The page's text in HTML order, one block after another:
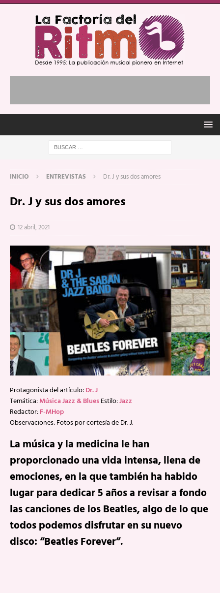
INICIO ENTREVISTAS Dr. J y sus dos amores
Dr. J y sus dos amores
12 abril, 2021
Protagonista del artículo:Dr. J
Temática:Música Jazz & BluesEstilo:Jazz
Redactor:F-MHop
Observaciones: Fotos por cortesía de Dr. J.
La música y la medicina le han
proporcionado una vida intensa, llena de
emociones, en la que también ha habido
lugar para dedicar 5 años a revisar a fondo
las canciones de los Beatles, algo de lo que
todos podemos disfrutar en su nuevo
disco: “Beatles Forever”.